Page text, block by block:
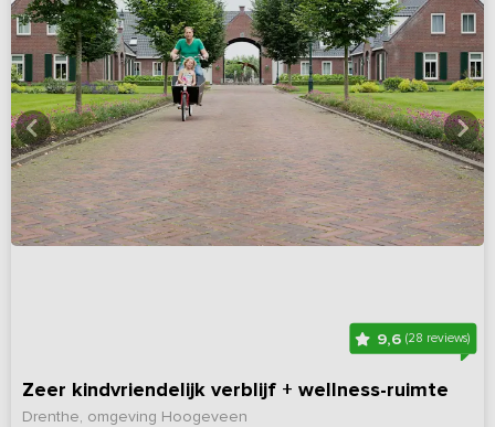
9,6 (28 reviews)
Zeer kindvriendelijk verblijf + wellness-ruimte
Drenthe, omgeving Hoogeveen